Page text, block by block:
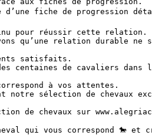
d’une fiche de progression
pour réussir cette relation.
qu’une relation durable
satisfaits.
des centaines de cavaliers
à vos attentes.
notre sélection de
de chevaux sur
qui vous correspond 🐎